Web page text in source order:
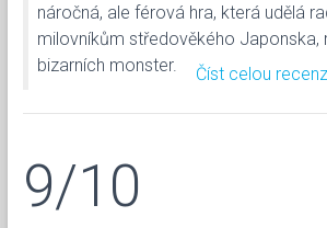
náročná, ale férová hra, která udělá
milovníkům středověkého Japonska,
bizarních monster.
Číst celou
9/10